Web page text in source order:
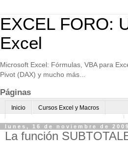
EXCEL FORO:
Excel
Microsoft Excel: Fórmulas, VBA para
Pivot (DAX) y mucho más...
Páginas
Inicio Cursos Excel y Macros
Excel Avanzado online-Microsoft Teams
Normas de uso Algo sobre mi
lunes, 16 de noviembre de 2009
La función